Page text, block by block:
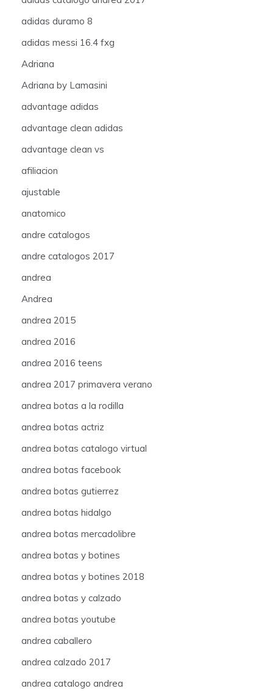
adidas duramo 8
adidas messi 16.4 fxg
Adriana
Adriana by Lamasini
advantage adidas
advantage clean adidas
advantage clean vs
afiliacion
ajustable
anatomico
andre catalogos
andre catalogos 2017
andrea
Andrea
andrea 2015
andrea 2016
andrea 2016 teens
andrea 2017 primavera verano
andrea botas a la rodilla
andrea botas actriz
andrea botas catalogo virtual
andrea botas facebook
andrea botas gutierrez
andrea botas hidalgo
andrea botas mercadolibre
andrea botas y botines
andrea botas y botines 2018
andrea botas y calzado
andrea botas youtube
andrea caballero
andrea calzado 2017
andrea catalogo andrea